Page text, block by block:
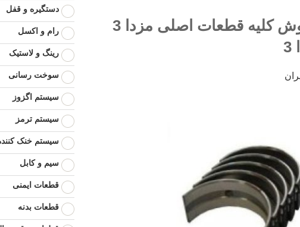
یاتاق ثابت و متحرک مزدا 3 – فروش کلیه قطعات اصلی مزدا 3
دستگیره و قفل
رام و اکسل
رینگ و لاستیک
سوخت رسانی
سیستم اگزوز
سیستم ترمز
سیستم خنک
سیم و کابل
قطعات ایمنی
قطعات بدنه